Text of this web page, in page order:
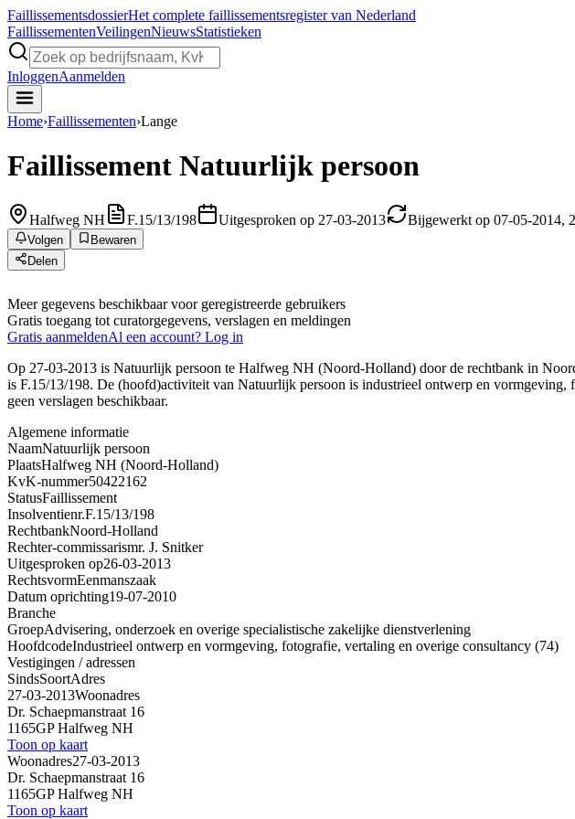
FaillissementsdossierHet complete faillissementsregister van Nederland
FaillissementenVeilingenNieuwsStatistieken
InloggenAanmelden
Home›Faillissementen›Lange
Faillissement Natuurlijk persoon
Halfweg NH F.15/13/198 Uitgesproken op 27-03-2013 Bijgewerkt op 07-05-2014,
Volgen
Bewaren
Delen
Meer gegevens beschikbaar voor geregistreerde gebruikers
Gratis toegang tot curatorgegevens, verslagen en meldingen
Gratis aanmeldenAl een account? Log in
Op 27-03-2013 is Natuurlijk persoon te Halfweg NH (Noord-Holland) door de rechtbank in
is F.15/13/198. De (hoofd)activiteit van Natuurlijk persoon is industrieel ontwerp en
geen verslagen beschikbaar.
Algemene informatie
NaamNatuurlijk persoon
PlaatsHalfweg NH (Noord-Holland)
KvK-nummer50422162
StatusFaillissement
Insolventienr.F.15/13/198
RechtbankNoord-Holland
Rechter-commissarismr. J. Snitker
Uitgesproken op26-03-2013
RechtsvormEenmanszaak
Datum oprichting19-07-2010
Branche
GroepAdvisering, onderzoek en overige specialistische zakelijke dienstverlening
HoofdcodeIndustrieel ontwerp en vormgeving, fotografie, vertaling en overige consultancy (74)
Vestigingen / adressen
SindsSoortAdres
27-03-2013Woonadres
Dr. Schaepmanstraat 16
1165GP Halfweg NH
Toon op kaart
Woonadres27-03-2013
Dr. Schaepmanstraat 16
1165GP Halfweg NH
Toon op kaart